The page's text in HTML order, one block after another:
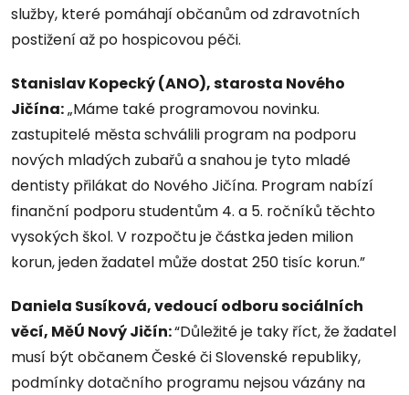
služby, které pomáhají občanům od zdravotních
postižení až po hospicovou péči.
Stanislav Kopecký (ANO), starosta Nového
Jičína:„Máme také programovou novinku.
zastupitelé města schválili program na podporu
nových mladých zubařů a snahou je tyto mladé
dentisty přilákat do Nového Jičína. Program nabízí
finanční podporu studentům 4. a 5. ročníků těchto
vysokých škol. V rozpočtu je částka jeden milion
korun, jeden žadatel může dostat 250 tisíc korun.”
Daniela Susíková, vedoucí odboru sociálních
věcí, MěÚ Nový Jičín:“Důležité je taky říct, že žadatel
musí být občanem České či Slovenské republiky,
podmínky dotačního programu nejsou vázány na